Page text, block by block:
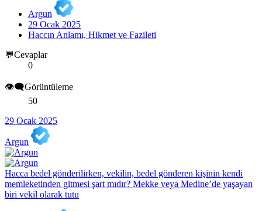
Argun
29 Ocak 2025
Haccın Anlamı, Hikmet ve Fazileti
💬Cevaplar
0
👁️‍🗨️Görüntüleme
50
29 Ocak 2025
Argun
Hacca bedel gönderilirken, vekilin, bedel gönderen kişinin kendi
memleketinden gitmesi şart mıdır? Mekke veya Medine’de yaşayan
biri vekil olarak tutu